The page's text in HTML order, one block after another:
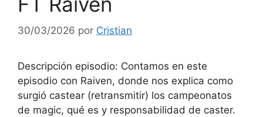
30/03/2026 por Cristian
Descripción episodio: Contamos en este
episodio con Raiven, donde nos explica como
surgió castear (retransmitir) los campeonatos
de magic, qué es y responsabilidad de caster.